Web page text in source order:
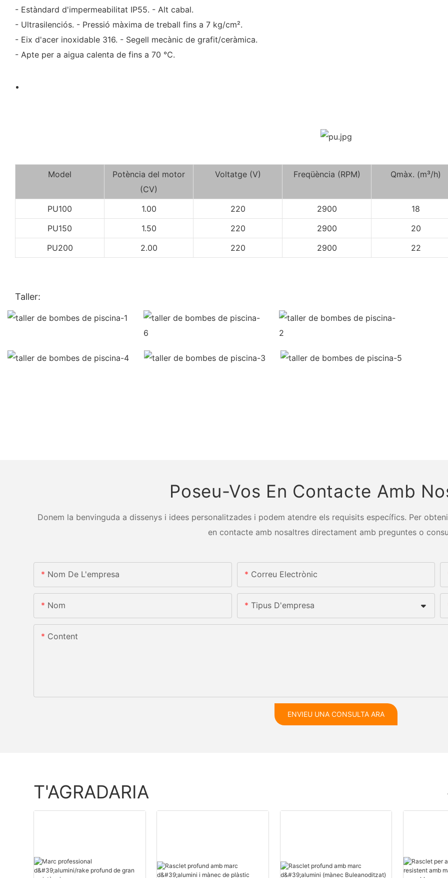
- Estàndard d'impermeabilitat IP55. - Alt cabal.
- Ultrasilenciós. - Pressió màxima de treball fins a 7 kg/cm².
- Eix d'acer inoxidable 316. - Segell mecànic de grafit/ceràmica.
- Apte per a aigua calenta de fins a 70 ℃.
Model
Potència del motor
(CV)
Voltatge (V) Freqüència (RPM) Qmàx. (m³/h)
PU100 1.00 220 2900 18
PU150
1.50 220 2900 20
PU200
2.00 220 2900 22
Taller:
Poseu-Vos En Contacte Amb
Donem la benvinguda a dissenys i idees personalitzades i podem atendre els requisits específics. Per
en contacte amb nosaltres directament amb preguntes o
Nom De L'empresa Correu Electrònic
Nom Tipus D'empresa
Content
ENVIEU UNA CONSULTA ARA
T'AGRADARIA